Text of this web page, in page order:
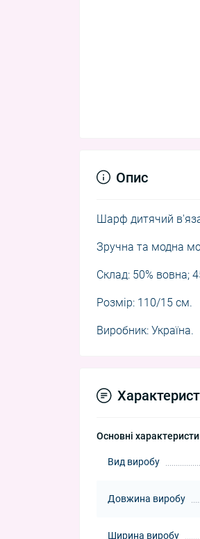
Опис
Шарф дитячий
Зручна та модна
Склад: 50% вовна;
Розмір: 110/15 см.
Виробник: Україна.
Основні
Вид виробу
Довжина виробу
Ширина виробу